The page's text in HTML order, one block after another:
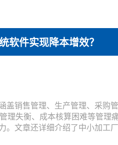
软件实现降本增效？
销售管理、生产管理、采购
理失衡、成本核算困难等管理
。文章还详细介绍了中小加工